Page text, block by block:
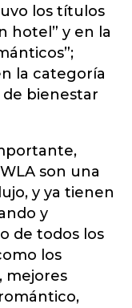
los títulos
hotel” y en la
la categoría
de bienestar
son una
y ya tienen
y
de todos los
los
mejores